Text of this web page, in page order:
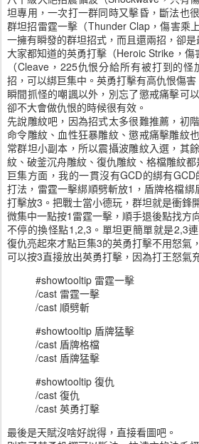
坦專用，一次打一群同時又擊昏，斷法也
群坦招雷霆一擊（Thunder Clap，傷害乘
一擁有瞬發的群坦招式，而且還兩招，卻是
大家都知道的英勇打擊（Heroic Strike，
（Cleave，225仇恨分給所有被打到的
招，可以綁巨集中。英勇打擊有高仇恨傷害
瞬間抓怪的嘲諷以外，別忘了懲戒痛擊可
卻不大會做仇恨的時候很有效。
先說雕紋吧，因為招式太多很難推薦，初
命令雕紋、血性狂暴雕紋、懲戒痛擊雕紋
常群坦小副本，所以震攝波雕紋入選，其
紋、破釜沉舟雕紋、復仇雕紋、格檔雕紋都
巨集方面，我的一貫沒有GCD的綁有
打法，雷霆一擊綁順劈斬放1，盾牌格檔
打擊放3。把戰士當小德玩，群坦就是衝鋒
微集中一點按1雷霆一擊，順手退後點找方
不停的換怪點1,2,3。單坦更簡單就是2,3
復仇亮起來才點巨集3的英勇打擊不用怒氣
可以按3直接放出英勇打擊，因為打王怒氣
#showtooltip 雷霆一擊
/cast 雷霆一擊
/cast 順劈斬
#showtooltip 盾牌猛擊
/cast 盾牌格檔
/cast 盾牌猛擊
#showtooltip 復仇
/cast 復仇
/cast 英勇打擊
最後是天賦沒啥好說得，直接看圖吧。